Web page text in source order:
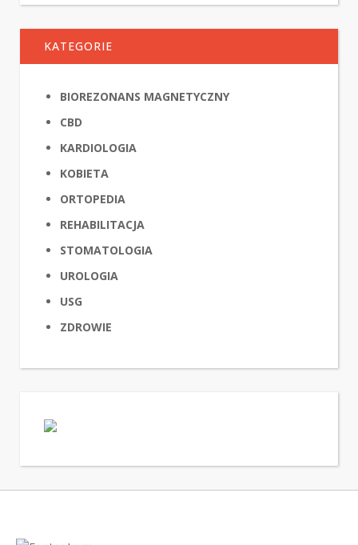
KATEGORIE
BIOREZONANS MAGNETYCZNY
CBD
KARDIOLOGIA
KOBIETA
ORTOPEDIA
REHABILITACJA
STOMATOLOGIA
UROLOGIA
USG
ZDROWIE